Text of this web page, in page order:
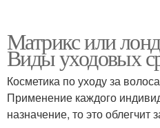
Матрикс или
Виды уходовых
Косметика по уходу за
Применение каждого
назначение, то это облегчит